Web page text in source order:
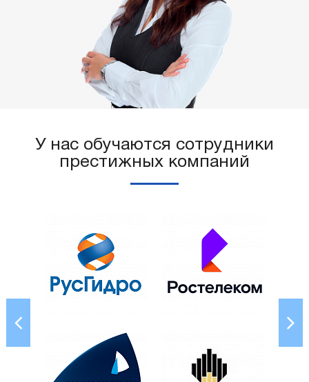
У нас обучаются сотрудники
престижных компаний